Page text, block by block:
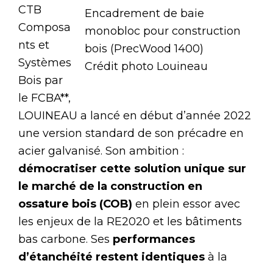
Encadrement de baie
monobloc pour construction
bois (PrecWood 1400)
Crédit photo Louineau
CTB
Composa
nts et
Systèmes
Bois par
le FCBA**,
LOUINEAU a lancé en début d’année 2022
une version standard de son précadre en
acier galvanisé. Son ambition :
démocratiser cette solution unique sur
le marché de la construction en
ossature bois (COB) en plein essor avec
les enjeux de la RE2020 et les bâtiments
bas carbone. Ses performances
d’étanchéité restent identiques à la